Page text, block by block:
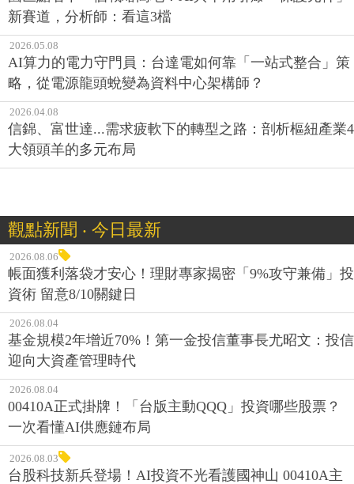
新賽道，分析師：看這3檔
2026.05.08
AI算力的電力守門員：台達電如何靠「一站式整合」策
略，從電源龍頭蛻變為資料中心架構師？
2026.04.08
信錦、富世達...需求疲軟下的轉型之路：剖析樞紐產業4
大領頭羊的多元布局
觀點新聞 ‧ 今日最新
2026.08.06
帳面獲利落袋才安心！理財專家揭密「9%攻守兼備」投
資術 留意8/10關鍵日
2026.08.04
基金規模2年增近70%！第一金投信董事長尤昭文：投信
迎向大資產管理時代
2026.08.04
00410A正式掛牌！「台版主動QQQ」投資哪些股票？
一次看懂AI供應鏈布局
2026.08.03
台股科技新兵登場！AI投資不光看護國神山 00410A主